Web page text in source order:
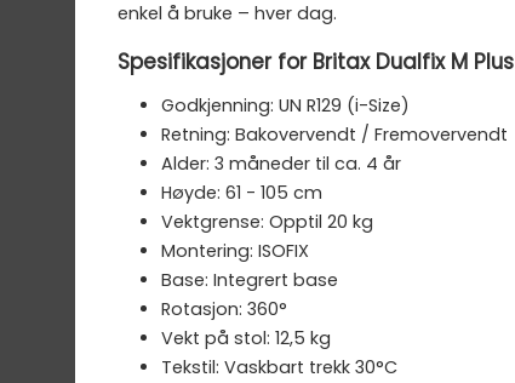
enkel å bruke – hver dag.
Spesifikasjoner for Britax Dualfix M Plus
Godkjenning: UN R129 (i-Size)
Retning: Bakovervendt / Fremovervendt
Alder: 3 måneder til ca. 4 år
Høyde: 61 - 105 cm
Vektgrense: Opptil 20 kg
Montering: ISOFIX
Base: Integrert base
Rotasjon: 360°
Vekt på stol: 12,5 kg
Tekstil: Vaskbart trekk 30°C